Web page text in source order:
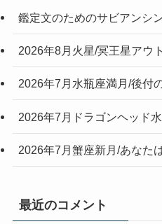
鑑定文のためのサビアンシ
2026年8月火星/冥王星アウ
2026年7月水瓶座満月/後付
2026年7月ドラゴンヘッド
2026年7月蟹座新月/あなた
最近のコメント